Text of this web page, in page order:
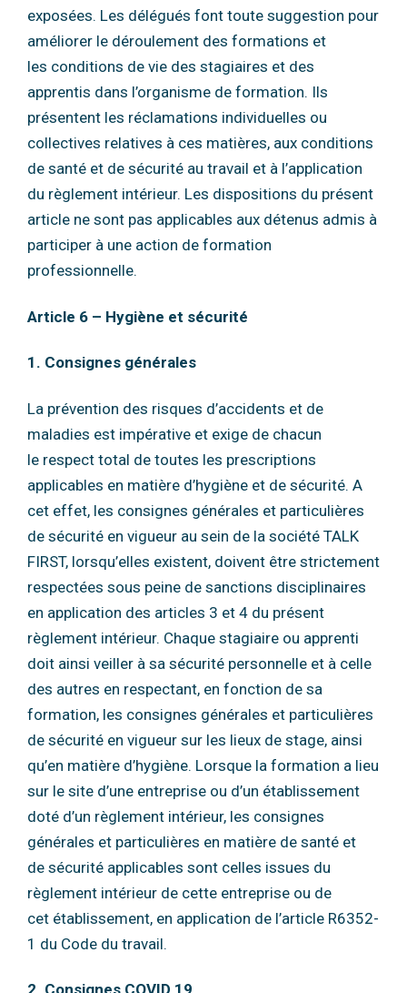
exposées. Les délégués font toute suggestion pour
améliorer le déroulement des formations et
les conditions de vie des stagiaires et des
apprentis dans l’organisme de formation. Ils
présentent les réclamations individuelles ou
collectives relatives à ces matières, aux conditions
de santé et de sécurité au travail et à l’application
du règlement intérieur. Les dispositions du présent
article ne sont pas applicables aux détenus admis à
participer à une action de formation
professionnelle.
Article 6 – Hygiène et sécurité
1. Consignes générales
La prévention des risques d’accidents et de
maladies est impérative et exige de chacun
le respect total de toutes les prescriptions
applicables en matière d’hygiène et de sécurité. A
cet effet, les consignes générales et particulières
de sécurité en vigueur au sein de la société TALK
FIRST, lorsqu’elles existent, doivent être strictement
respectées sous peine de sanctions disciplinaires
en application des articles 3 et 4 du présent
règlement intérieur. Chaque stagiaire ou apprenti
doit ainsi veiller à sa sécurité personnelle et à celle
des autres en respectant, en fonction de sa
formation, les consignes générales et particulières
de sécurité en vigueur sur les lieux de stage, ainsi
qu’en matière d’hygiène. Lorsque la formation a lieu
sur le site d’une entreprise ou d’un établissement
doté d’un règlement intérieur, les consignes
générales et particulières en matière de santé et
de sécurité applicables sont celles issues du
règlement intérieur de cette entreprise ou de
cet établissement, en application de l’article R6352-
1 du Code du travail.
2. Consignes COVID 19